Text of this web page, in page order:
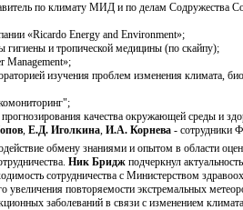
по климату МИД и по делам Содружества
«Ricardo Energy and Environment»;
гигиены и тропической медицины (по скайпу);
Management»;
изучения проблем изменения климата,
качества окружающей среды и
, Е.Д. Иголкина, И.А. Корнева - сотрудники
обмену знаниями и опытом в области
Ник Бридж подчеркнул
сотрудничества с Министерством
повторяемости экстремальных
заболеваний в связи с изменением